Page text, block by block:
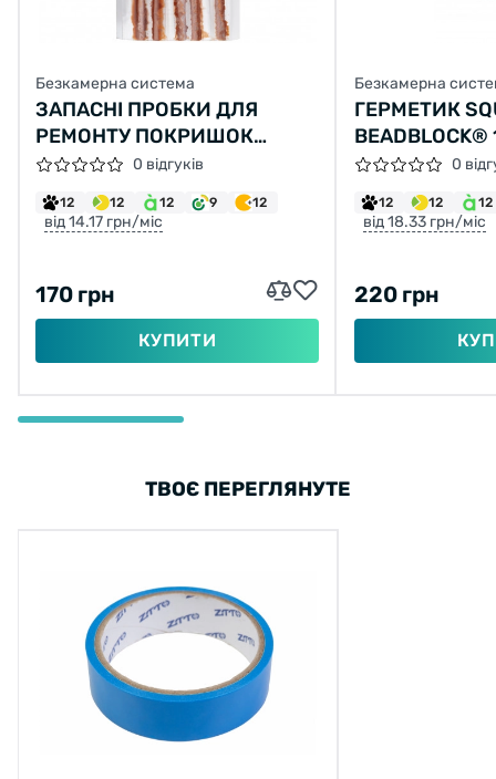
Безкамерна система
ЗАПАСНІ ПРОБКИ ДЛЯ
РЕМОНТУ ПОКРИШОК
БЕЗКАМЕРНИХ KLS NOTUBY
15Х52ММ, КОМПЛЕКТ - 5 ШТ
0 відгуків
12 12 12 9 12
від 14.17 грн/міс
170 грн
КУПИТИ
Безкамерна
ГЕРМЕТИК
ГРАНУЛАМИ
0
12 12 12
від 18.33 грн/міс
220 грн
ТВОЄ ПЕРЕГЛЯНУТЕ